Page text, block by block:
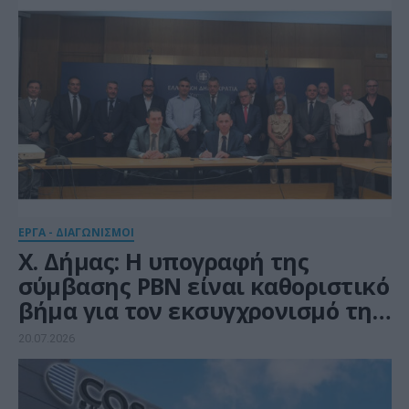
ΕΡΓΑ - ΔΙΑΓΩΝΙΣΜΟΙ
Χ. Δήμας: Η υπογραφή της
σύμβασης PBN είναι καθοριστικό
βήμα για τον εκσυγχρονισμό της
αεροναυτιλίας
20.07.2026